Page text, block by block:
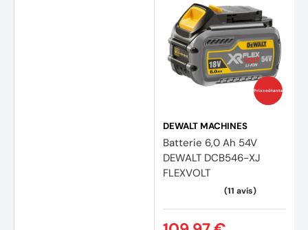
Prix coûtants
DEWALT MACHINES
Batterie 6,0 Ah 54V
DEWALT DCB546-XJ
FLEXVOLT